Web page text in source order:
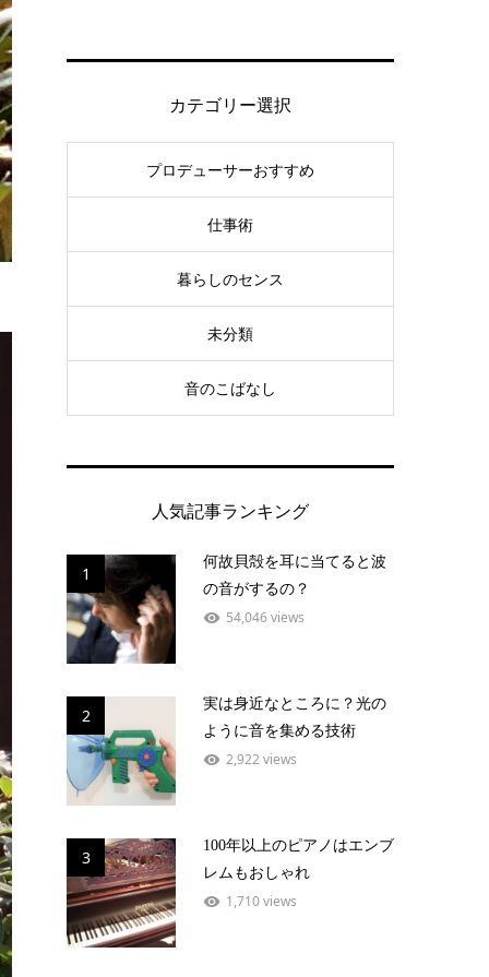
カテゴリー選択
プロデューサーおすすめ
仕事術
暮らしのセンス
未分類
音のこばなし
人気記事ランキング
1
何故貝殻を耳に当てると波
の音がするの？
54,046 views
2
実は身近なところに？光の
ように音を集める技術
2,922 views
3
100年以上のピアノはエンブ
レムもおしゃれ
1,710 views